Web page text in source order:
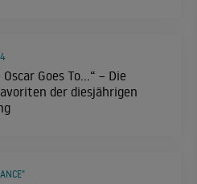
Goes To…“ – Die
der diesjährigen